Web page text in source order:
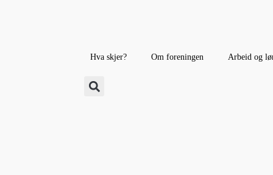
Hva skjer? Om foreningen Arbeid og